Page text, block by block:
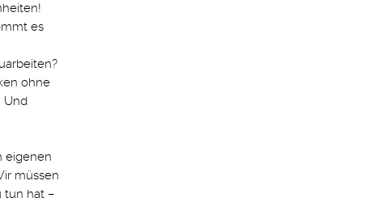
es
ohne
Und
eigenen
müssen
tun hat –